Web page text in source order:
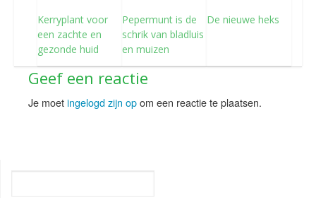
Kerryplant voor
een zachte en
gezonde huid
Pepermunt is de
schrik van bladluis
en muizen
De nieuwe heks
Geef een reactie
Je moetingelogd zijn opom een reactie te plaatsen.